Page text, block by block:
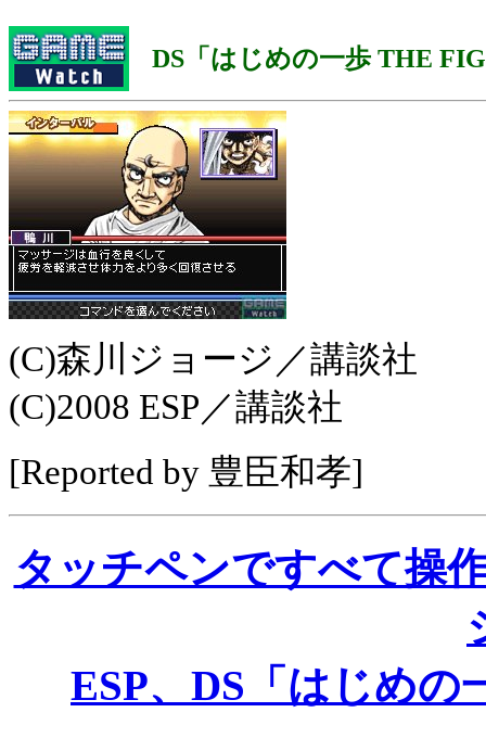
DS「はじめの一歩 THE
(C)森川ジョージ／講談社
(C)2008 ESP／講談社
[Reported by 豊臣和孝]
タッチペンですべて操
ESP、DS「はじめ